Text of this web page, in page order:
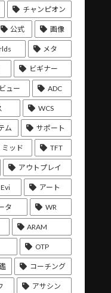
チャンピオン
公式 画像
メタ
ビギナー
ュー ADC
WCS
ム サポート
ミッド TFT
アウトプレイ
Evi アート
タ WR
ARAM
OTP
コーチング
アサシン